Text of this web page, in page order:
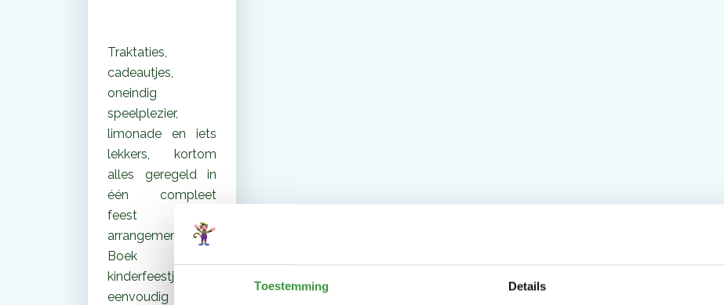
Toestemming Details
Traktaties,
cadeautjes,
oneindig
speelplezier,
limonade en iets
lekkers, kortom
alles geregeld in
één compleet
feest
arrangement.
Boek jouw
kinderfeestje
eenvoudig online